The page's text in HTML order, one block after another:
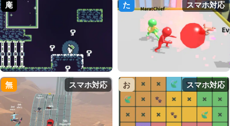
庵 た スマホ対応
無 スマホ対応 お スマホ対応